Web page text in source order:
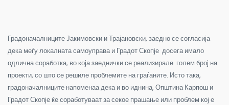
Градоначалниците Јакимовски и Трајановски, заедно се согласија
дека меѓу локалната самоуправа и Градот Скопје досега имало
одлична соработка, во која заеднички се реализирале голем број на
проекти, со што се решиле проблемите на граѓаните. Исто така,
градоначалниците напоменаа дека и во иднина, Општина Карпош и
Градот Скопје ќе соработуваат за секое прашање или проблем кој е